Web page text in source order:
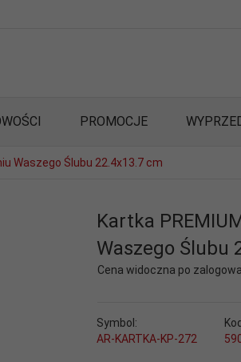
PROMOCJE
Waszego Ślubu 22.4x13.7 cm
Kartka
Waszego Ślubu
Cena widoczna po
Symbol:
AR-KARTKA-KP-272